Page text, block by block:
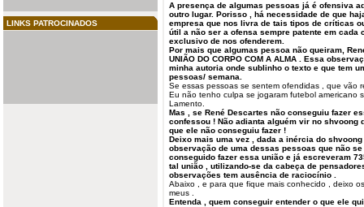
LINKS PATROCINADOS
A presença de algumas pessoas já é ofensiva
outro lugar. Porisso , há necessidade de que
empresa que nos livra de tais tipos de críticas
útil a não ser a ofensa sempre patente em cada
exclusivo de nos ofenderem.
Por mais que algumas pessoa não queiram,
UNIÃO DO CORPO COM A ALMA . Essa
minha autoria onde sublinho o texto e que tem
pessoas/ semana.
Se essas pessoas se sentem ofendidas , que vão
Eu não tenho culpa se jogaram futebol americano
Lamento.
Mas , se René Descartes não conseguiu fazer
confessou ! Não adianta alguém vir no shvoong
que ele não conseguiu fazer !
Deixo mais uma vez , dada a inércia do
observação de uma dessas pessoas que não
conseguido fazer essa união e já escreveram
tal união , utilizando-se da cabeça de
observações tem ausência de raciocínio .
Abaixo , e para que fique mais conhecido , deixo
meus .
Entenda , quem conseguir entender o que ele